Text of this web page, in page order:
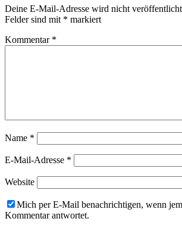
Deine E-Mail-Adresse wird nicht
Felder sind mit * markiert
Kommentar *
Name *
E-Mail-Adresse *
Website
Mich per E-Mail benachrichtigen, wenn
Kommentar antwortet.